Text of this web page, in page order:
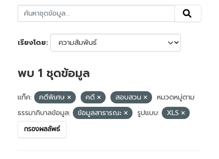
เรียงโดย
พบ 1 ชุดข้อมูล
แท็ค: คดีพิเศษ คดี สอบสวน
หมวดหมู่ตาม
ธรรมาภิบาลข้อมูล:
ข้อมูลสาธารณะ รูปแบบ: XLS
กรองผลลัพธ์